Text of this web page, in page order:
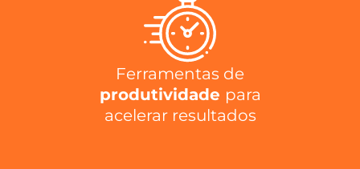
Ferramentas de
produtividade para
acelerar resultados